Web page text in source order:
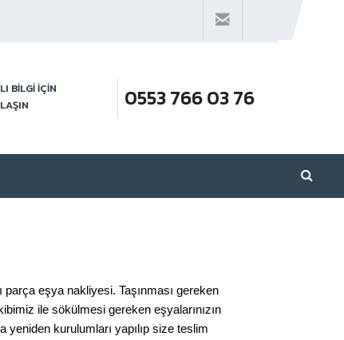
BİLGİ İÇİN
0553 766 03 76
eşya nakliyesi. Taşınması gereken
ile sökülmesi gereken eşyalarınızın
kurulumları yapılıp size teslim